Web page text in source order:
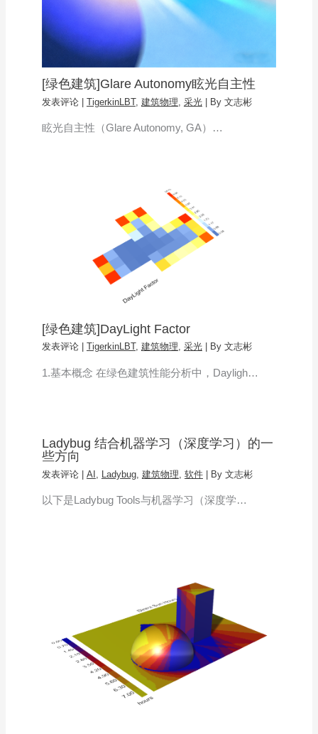
[绿色建筑]Glare Autonomy眩光自主性
发表评论 TigerkinLBT, 建筑物理 采光| By 文志彬
眩光自主性（Glare Autonomy, GA）…
[绿色建筑]DayLight Factor
发表评论 TigerkinLBT, 建筑物理, 采光| By 文志彬
1.基本概念 在绿色建筑性能分析中，Dayligh…
Ladybug 结合机器学习（深度学习）的一
些方向
发表评论 | AI Ladybug, 建筑物理 软件| By 文志彬
以下是Ladybug Tools与机器学习（深度学…